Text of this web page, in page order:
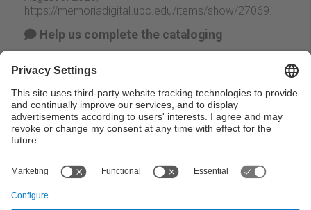
https://memoriadigital.upc.edu/items/show/27069
Help us complete the cataloging
Suggest change
Facebook Twitter Email